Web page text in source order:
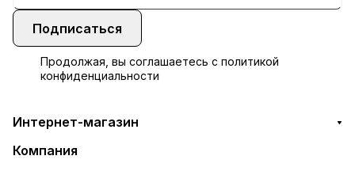
Подписаться
Продолжая, вы соглашаетесь с политикой
конфиденциальности
Интернет-магазин
Компания